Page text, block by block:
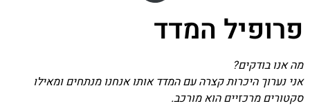
פרופיל המדד
מה אנו בודקים?
אני נערוך היכרות קצרה עם המדד אותו אנחנו מנתחים ומאילו
סקטורים מרכזיים הוא מורכב.